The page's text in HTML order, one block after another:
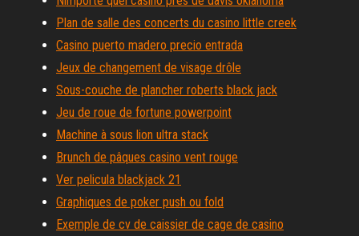
Plan de salle des concerts du casino little creek
Casino puerto madero precio entrada
Jeux de changement de visage drôle
Sous-couche de plancher roberts black jack
Jeu de roue de fortune powerpoint
Machine à sous lion ultra stack
Brunch de pâques casino vent rouge
Ver pelicula blackjack 21
Graphiques de poker push ou fold
Exemple de cv de caissier de cage de casino